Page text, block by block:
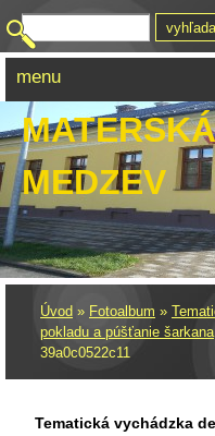
MEDZEV
Úvod » Fotoalbum »
pokladu a púšťanie šarkana
39a0c0522c11
Tematická vychádzka
menu